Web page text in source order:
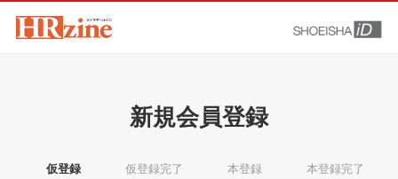
新規会員登録
仮登録 仮登録完了 本登録 本登録完了